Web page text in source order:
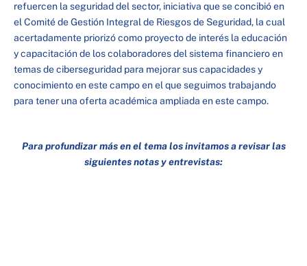
refuercen la seguridad del sector, iniciativa que se concibió en
el Comité de Gestión Integral de Riesgos de Seguridad, la cual
acertadamente priorizó como proyecto de interés la educación
y capacitación de los colaboradores del sistema financiero en
temas de ciberseguridad para mejorar sus capacidades y
conocimiento en este campo en el que seguimos trabajando
para tener una oferta académica ampliada en este campo.
Para profundizar más en el tema los invitamos a revisar las
siguientes notas y entrevistas: